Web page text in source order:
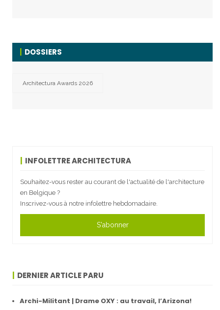
DOSSIERS
Architectura Awards 2026
INFOLETTRE ARCHITECTURA
Souhaitez-vous rester au courant de l'actualité de l'architecture
en Belgique ?
Inscrivez-vous à notre infolettre hebdomadaire.
S'abonner
DERNIER ARTICLE PARU
Archi-Militant | Drame OXY : au travail, l’Arizona!